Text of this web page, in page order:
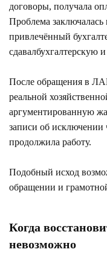
договоры, получала
Проблема
привлечённый
сдавалбухгалтерскую
После обращения в ЛАИ
реальной
аргументированную
записи об исключении
продолжила работу.
Подобный исход
обращении и
Когда
невозможно